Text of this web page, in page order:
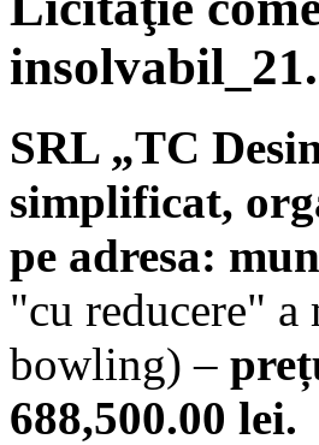
SRL „TC
simplificat,
pe adresa:
"cu reducere"
bowling) –
688,500.00 lei.